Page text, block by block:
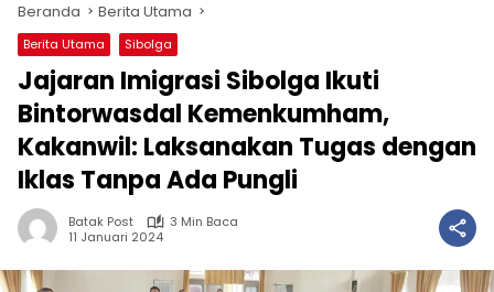
Beranda Berita Utama
Berita Utama Sibolga
Jajaran Imigrasi Sibolga Ikuti
Bintorwasdal Kemenkumham,
Kakanwil: Laksanakan Tugas dengan
Iklas Tanpa Ada Pungli
Batak Post
3 Min Baca
11 Januari 2024